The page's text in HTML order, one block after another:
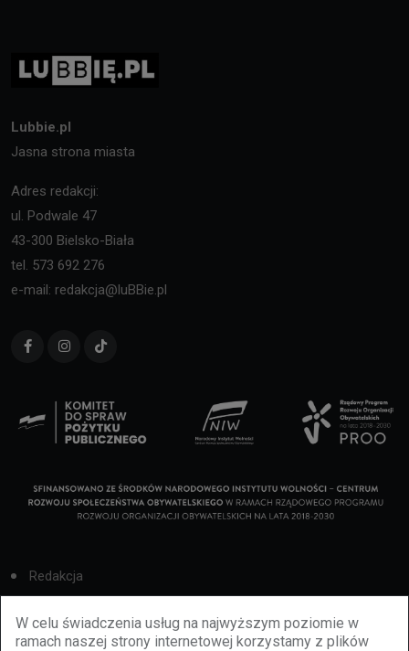
W celu świadczenia usług na najwyższym poziomie w
ramach naszej strony internetowej korzystamy z plików
Lubbie.pl
Jasna strona miasta
Adres redakcji:
ul. Podwale 47
43-300 Bielsko-Biała
tel. 573 692 276
e-mail: redakcja@luBBie.pl
Redakcja
Cookies